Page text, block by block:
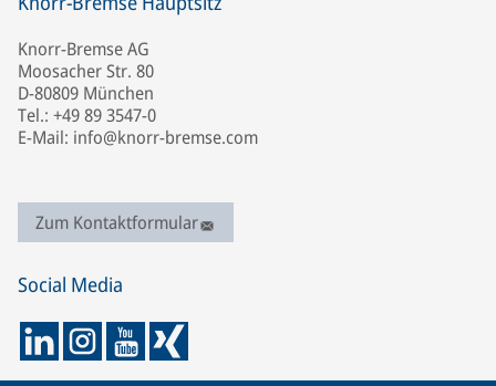
Knorr-Bremse AG
Moosacher Str. 80
D-80809 München
Tel.: +49 89 3547-0
E-Mail: info@knorr-bremse.com
Zum Kontaktformular
Social Media